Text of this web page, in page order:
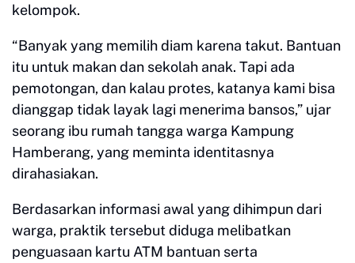
kelompok.
“Banyak yang memilih diam karena takut. Bantuan
itu untuk makan dan sekolah anak. Tapi ada
pemotongan, dan kalau protes, katanya kami bisa
dianggap tidak layak lagi menerima bansos,” ujar
seorang ibu rumah tangga warga Kampung
Hamberang, yang meminta identitasnya
dirahasiakan.
Berdasarkan informasi awal yang dihimpun dari
warga, praktik tersebut diduga melibatkan
penguasaan kartu ATM bantuan serta